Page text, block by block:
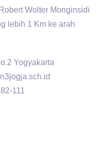
Wolter Monginsidi
lebih 1 Km ke arah
Yogyakarta
111